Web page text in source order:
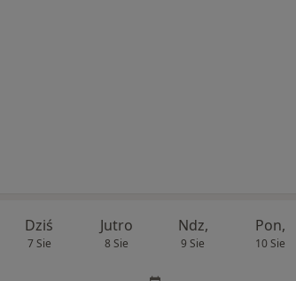
Dziś
7 Sie
Jutro
8 Sie
Ndz,
9 Sie
Pon,
10 Sie